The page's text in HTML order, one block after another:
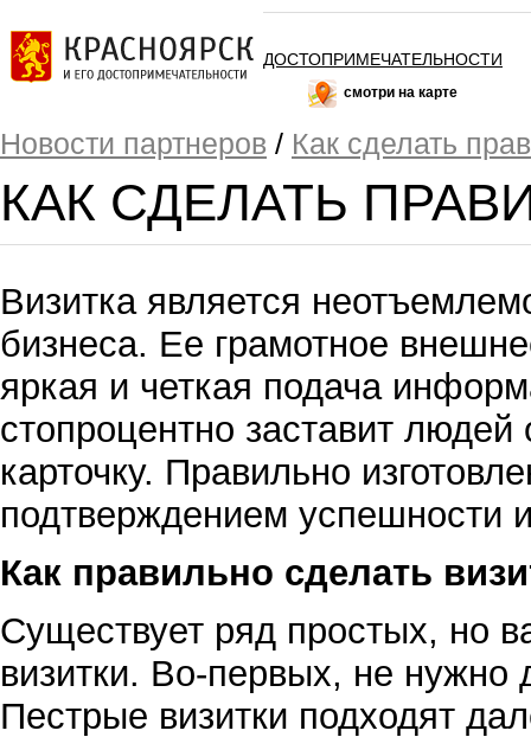
ДОСТОПРИМЕЧАТЕЛЬНОСТИ
смотри на карте
Новости партнеров / Как сделать
КАК СДЕЛАТЬ
Визитка является
бизнеса. Ее грамотное
яркая и четкая подача
стопроцентно заставит
карточку. Правильно
подтверждением успешности
Как правильно сделать
Существует ряд простых, но
визитки. Во-первых, не нужно
Пестрые визитки подходят